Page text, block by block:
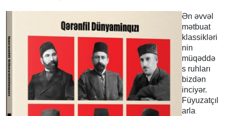
Ən əvvəl
mətbuat
klassikləri
nin
müqəddə
s ruhları
bizdən
inciyər.
Füyuzatçıl
arla